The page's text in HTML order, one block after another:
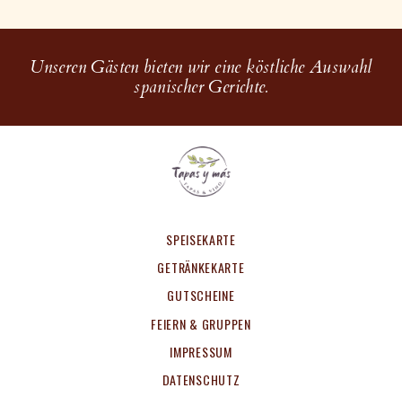
Unseren Gästen bieten wir eine köstliche Auswahl
spanischer Gerichte.
SPEISEKARTE
GETRÄNKEKARTE
GUTSCHEINE
FEIERN & GRUPPEN
IMPRESSUM
DATENSCHUTZ